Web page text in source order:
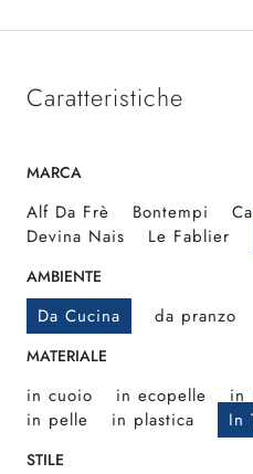
Caratteristiche
MARCA
Alf Da Frè Bontempi
Devina Nais
Le Fablier
AMBIENTE
Da Cucina da pranzo
MATERIALE
in cuoio in ecopelle in
in pelle
in plastica In
STILE